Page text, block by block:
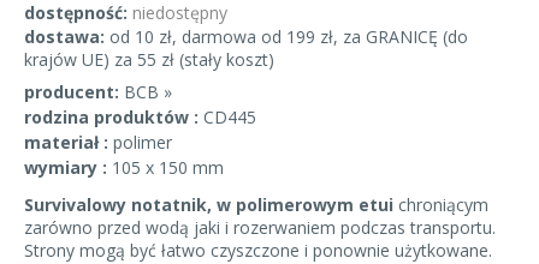
dostępność: niedostępny
dostawa: od 10 zł, darmowa od 199 zł, za GRANICĘ (do
krajów UE) za 55 zł (stały koszt)
producent: BCB »
rodzina produktów : CD445
materiał : polimer
wymiary : 105 x 150 mm
Survivalowy notatnik, w polimerowym etui chroniącym
zarówno przed wodą jaki i rozerwaniem podczas transportu.
Strony mogą być łatwo czyszczone i ponownie użytkowane.